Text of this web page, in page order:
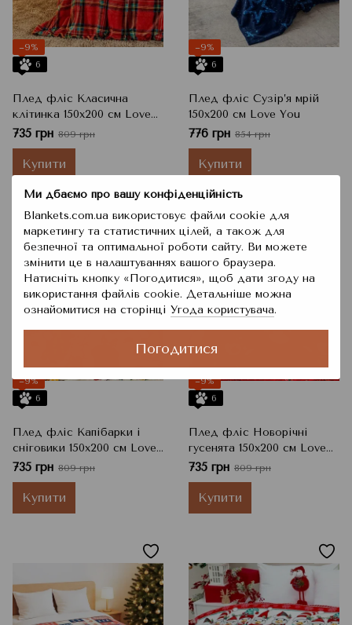
Ми дбаємо про вашу конфіденційність
Blankets.com.ua використовує файли cookie для
маркетингу та статистичних цілей, а також для
безпечної та оптимальної роботи сайту. Ви можете
змінити це в налаштуваннях вашого браузера.
Натисніть кнопку «Погодитися», щоб дати згоду на
використання файлів cookie. Детальніше можна
ознайомитися на сторінці Угода користувача.
Погодитися
−9%
6
Плед фліс Класична
клітинка 150x200 см Love
You
735 грн 809 грн
Купити
−9%
6
Плед фліс Сузір’я мрій
150x200 см Love You
776 грн 854 грн
Купити
−9%
6
Плед фліс Капібарки і
сніговики 150x200 см Love
You
735 грн 809 грн
Купити
−9%
6
Плед фліс Новорічні
гусенята 150x200 см Love
You
735 грн 809 грн
Купити